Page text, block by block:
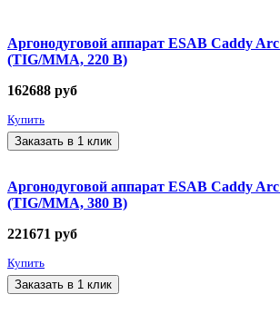
Аргонодуговой аппарат ESAB Caddy
(TIG/MMA, 220 В)
162688 руб
Купить
Заказать в 1 клик
Аргонодуговой аппарат ESAB Caddy
(TIG/MMA, 380 В)
221671 руб
Купить
Заказать в 1 клик